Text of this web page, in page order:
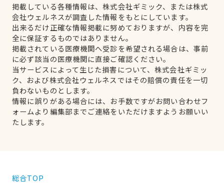
掲載している各種情報は、株式会社ギミック、または株式
会社ウェルネスが調査した情報をもとにしています。
出来るだけ正確な情報掲載に努めておりますが、内容を完
全に保証するものではありません。
掲載されている医療機関へ受診を希望される場合は、事前
に必ず該当の医療機関に直接ご確認ください。
当サービスによって生じた損害について、株式会社ギミッ
ク、および株式会社ウェルネスではその賠償の責任を一切
負わないものとします。
情報に誤りがある場合には、お手数ですがお問い合わせフ
ォームより編集部までご連絡をいただけますようお願いい
たします。
総合TOP